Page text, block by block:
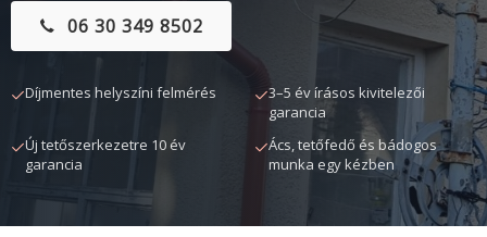
06 30 349 8502
Díjmentes helyszíni felmérés
3–5 év írásos kivitelezői
garancia
Új tetőszerkezetre 10 év
garancia
Ács, tetőfedő és bádogos
munka egy kézben